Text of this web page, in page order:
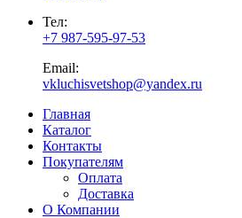
Тел:
+7 987-595-97-53
Email:
vkluchisvetshop@yandex.ru
Главная
Каталог
Контакты
Покупателям
Оплата
Доставка
О Компании